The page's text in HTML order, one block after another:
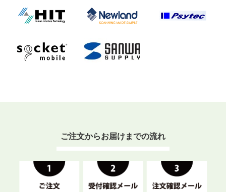
ご注文からお届けまでの流れ